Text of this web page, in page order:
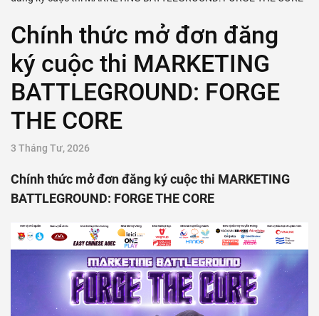
Chính thức mở đơn đăng
ký cuộc thi MARKETING
BATTLEGROUND: FORGE
THE CORE
3 Tháng Tư, 2026
Chính thức mở đơn đăng ký cuộc thi MARKETING
BATTLEGROUND: FORGE THE CORE